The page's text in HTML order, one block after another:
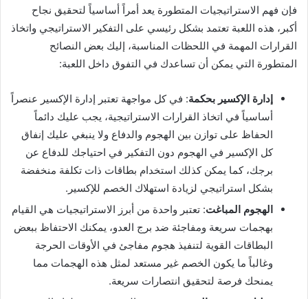
فإن فهم الاستراتيجيات المتطورة يعد أمراً أساسياً لتحقيق نجاح
أكبر، هذه اللعبة تعتمد بشكل رئيسي على التفكير الاستراتيجي واتخاذ
القرارات المهمة في اللحظات المناسبة، إليك بعض النصائح
المتطورة التي يمكن أن تساعدك في التفوق داخل اللعبة:
إدارة الإكسير بحكمة: في كل مواجهة تعتبر إدارة الإكسير عنصراً
أساسياً في اتخاذ القرارات الاستراتيجية، يجب عليك دائماً
الحفاظ على توازن بين الهجوم والدفاع ولا ينبغي عليك إنفاق
كل الإكسير في الهجوم دون التفكير في احتياجك للدفاع عن
برجك، كما يمكن كذلك استخدام بطاقات ذات تكلفة منخفضة
بشكل استراتيجي لزيادة استهلاك الخصم للإكسير.
الهجوم المباغت: تعتبر واحدة من أبرز الاستراتيجيات هي القيام
بهجمات سريعة ومفاجئة ضد برج العدو، يمكنك الاحتفاظ ببعض
البطاقات القوية لتنفيذ هجوم مفاجئ في الأوقات الحرجة
وغالباً ما يكون الخصم غير مستعد لمثل هذه الهجمات مما
يمنحك فرصة لتحقيق انتصارات سريعة.